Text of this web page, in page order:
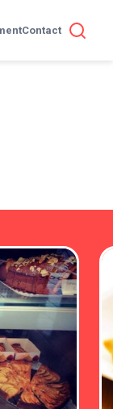
Contact